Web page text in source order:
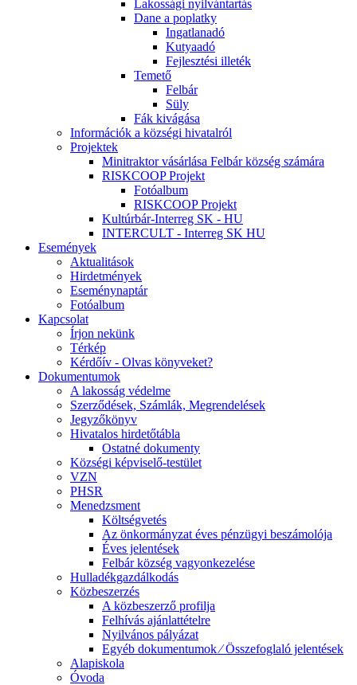
Lakossági nyilvántartás
Dane a poplatky
Ingatlanadó
Kutyaadó
Fejlesztési illeték
Temető
Felbár
Süly
Fák kivágása
Információk a községi hivatalról
Projektek
Minitraktor vásárlása Felbár község számára
RISKCOOP Projekt
Fotóalbum
RISKCOOP Projekt
Kultúrbár-Interreg SK - HU
INTERCULT - Interreg SK HU
Események
Aktualitások
Hirdetmények
Eseménynaptár
Fotóalbum
Kapcsolat
Írjon nekünk
Térkép
Kérdőív - Olvas könyveket?
Dokumentumok
A lakosság védelme
Szerződések, Számlák, Megrendelések
Jegyzőkönyv
Hivatalos hirdetőtábla
Ostatné dokumenty
Községi képviselő-testület
VZN
PHSR
Menedzsment
Költségvetés
Az önkormányzat éves pénzügyi beszámolója
Éves jelentések
Felbár község vagyonkezelése
Hulladékgazdálkodás
Közbeszerzés
A közbeszerző profilja
Felhívás ajánlattételre
Nyilvános pályázat
Egyéb dokumentumok ⁄ Összefoglaló jelentések
Alapiskola
Óvoda